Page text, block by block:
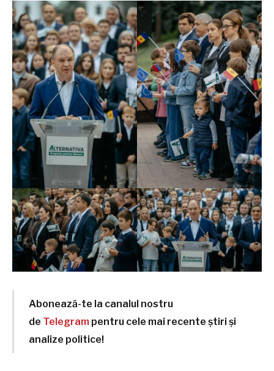
Abonează-te la canalul nostru
de Telegram pentru cele mai recente știri și
analize politice!